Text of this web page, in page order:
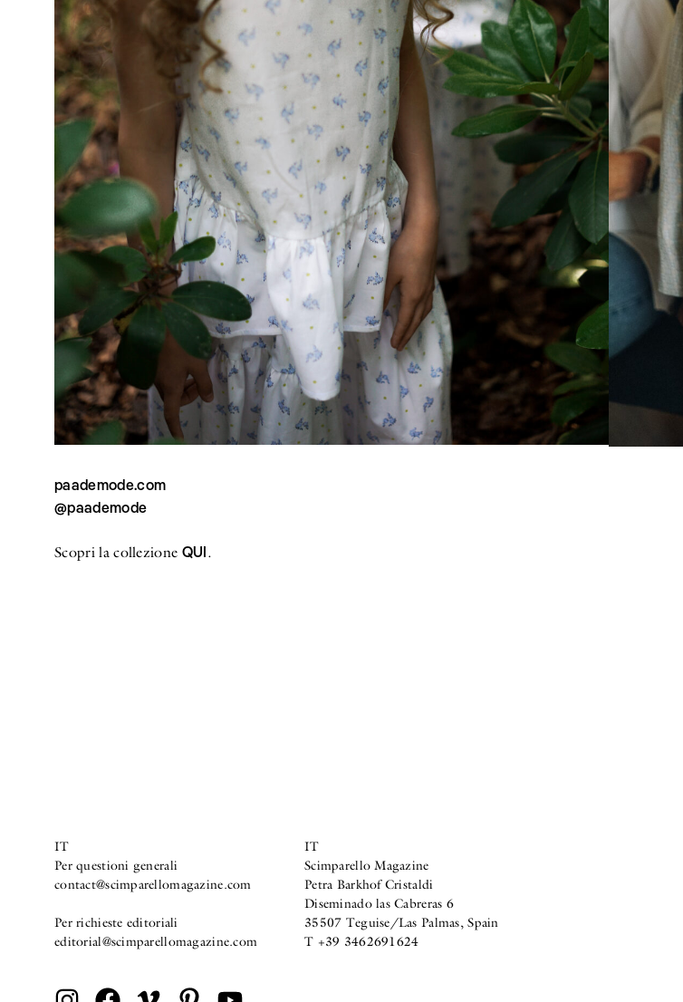
paademode.com
@paademode
Scopri la collezione QUI.
IT
Per questioni generali
contact@scimparellomagazine.com
Per richieste editoriali
editorial@scimparellomagazine.com
IT
Scimparello Magazine
Petra Barkhof Cristaldi
Diseminado las Cabreras 6
35507 Teguise/Las Palmas, Spain
T +39 3462691624